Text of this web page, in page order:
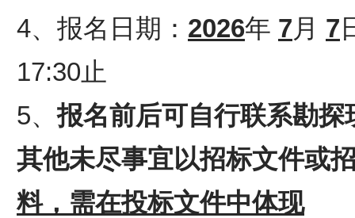
4、报名日期： 2026年 7月 7
17:30止
5、报名前后可自行联系勘
其他未尽事宜以招标文件或
料，需在投标文件中体现